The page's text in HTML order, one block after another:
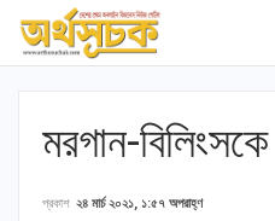
মরগান-
প্রকাশ ২৪ মার্চ ২০২১, ১:৫৭ অপরাহ্ণ